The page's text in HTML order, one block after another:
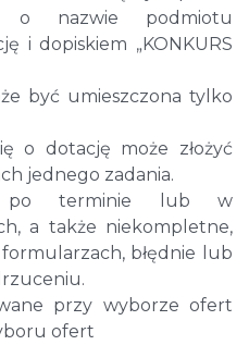
o nazwie podmiotu
i dopiskiem „KONKURS
być umieszczona tylko
o dotację może złożyć
jednego zadania.
po terminie lub w
a także niekompletne,
błędnie lub
przy wyborze ofert
ofert